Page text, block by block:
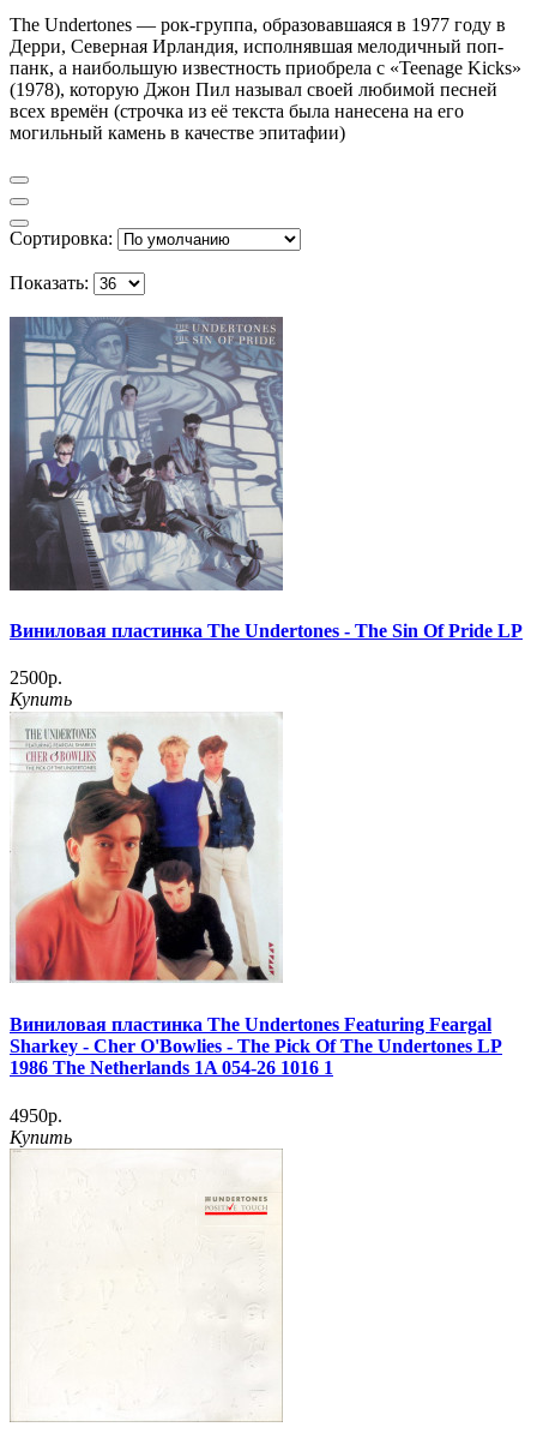
The Undertones — рок-группа, образовавшаяся в 1977 году в
Дерри, Северная Ирландия, исполнявшая мелодичный поп-
панк, а наибольшую известность приобрела с «Teenage Kicks»
(1978), которую Джон Пил называл своей любимой песней
всех времён (строчка из её текста была нанесена на его
могильный камень в качестве эпитафии)
Сортировка:
Показать:
Виниловая пластинка The Undertones - The Sin Of Pride LP
2500р.
Купить
Виниловая пластинка The Undertones Featuring Feargal
Sharkey - Cher O'Bowlies - The Pick Of The Undertones LP
1986 The Netherlands 1A 054-26 1016 1
4950р.
Купить